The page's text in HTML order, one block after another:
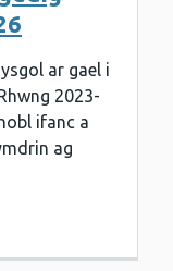
ar gael i
2023-
ifanc a
ag